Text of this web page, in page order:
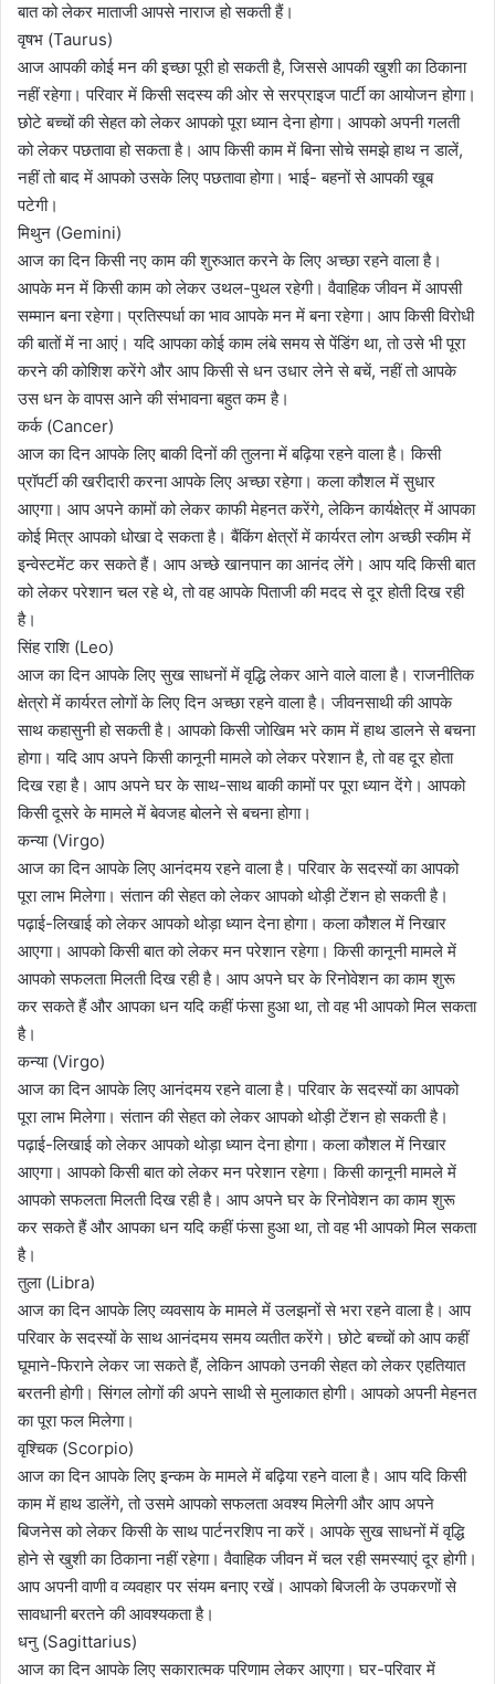
बात को लेकर माताजी आपसे नाराज हो सकती हैं।
वृषभ (Taurus)
आज आपकी कोई मन की इच्छा पूरी हो सकती है, जिससे आपकी खुशी का ठिकाना
नहीं रहेगा। परिवार में किसी सदस्य की ओर से सरप्राइज पार्टी का आयोजन होगा।
छोटे बच्चों की सेहत को लेकर आपको पूरा ध्यान देना होगा। आपको अपनी गलती
को लेकर पछतावा हो सकता है। आप किसी काम में बिना सोचे समझे हाथ न डालें,
नहीं तो बाद में आपको उसके लिए पछतावा होगा। भाई- बहनों से आपकी खूब
पटेगी।
मिथुन (Gemini)
आज का दिन किसी नए काम की शुरुआत करने के लिए अच्छा रहने वाला है।
आपके मन में किसी काम को लेकर उथल-पुथल रहेगी। वैवाहिक जीवन में आपसी
सम्मान बना रहेगा। प्रतिस्पर्धा का भाव आपके मन में बना रहेगा। आप किसी विरोधी
की बातों में ना आएं। यदि आपका कोई काम लंबे समय से पेंडिंग था, तो उसे भी पूरा
करने की कोशिश करेंगे और आप किसी से धन उधार लेने से बचें, नहीं तो आपके
उस धन के वापस आने की संभावना बहुत कम है।
कर्क (Cancer)
आज का दिन आपके लिए बाकी दिनों की तुलना में बढ़िया रहने वाला है। किसी
प्रॉपर्टी की खरीदारी करना आपके लिए अच्छा रहेगा। कला कौशल में सुधार
आएगा। आप अपने कामों को लेकर काफी मेहनत करेंगे, लेकिन कार्यक्षेत्र में आपका
कोई मित्र आपको धोखा दे सकता है। बैंकिंग क्षेत्रों में कार्यरत लोग अच्छी स्कीम में
इन्वेस्टमेंट कर सकते हैं। आप अच्छे खानपान का आनंद लेंगे। आप यदि किसी बात
को लेकर परेशान चल रहे थे, तो वह आपके पिताजी की मदद से दूर होती दिख रही
है।
सिंह राशि (Leo)
आज का दिन आपके लिए सुख साधनों में वृद्धि लेकर आने वाले वाला है। राजनीतिक
क्षेत्रो में कार्यरत लोगों के लिए दिन अच्छा रहने वाला है। जीवनसाथी की आपके
साथ कहासुनी हो सकती है। आपको किसी जोखिम भरे काम में हाथ डालने से बचना
होगा। यदि आप अपने किसी कानूनी मामले को लेकर परेशान है, तो वह दूर होता
दिख रहा है। आप अपने घर के साथ-साथ बाकी कामों पर पूरा ध्यान देंगे। आपको
किसी दूसरे के मामले में बेवजह बोलने से बचना होगा।
कन्या (Virgo)
आज का दिन आपके लिए आनंदमय रहने वाला है। परिवार के सदस्यों का आपको
पूरा लाभ मिलेगा। संतान की सेहत को लेकर आपको थोड़ी टेंशन हो सकती है।
पढ़ाई-लिखाई को लेकर आपको थोड़ा ध्यान देना होगा। कला कौशल में निखार
आएगा। आपको किसी बात को लेकर मन परेशान रहेगा। किसी कानूनी मामले में
आपको सफलता मिलती दिख रही है। आप अपने घर के रिनोवेशन का काम शुरू
कर सकते हैं और आपका धन यदि कहीं फंसा हुआ था, तो वह भी आपको मिल सकता
है।
कन्या (Virgo)
आज का दिन आपके लिए आनंदमय रहने वाला है। परिवार के सदस्यों का आपको
पूरा लाभ मिलेगा। संतान की सेहत को लेकर आपको थोड़ी टेंशन हो सकती है।
पढ़ाई-लिखाई को लेकर आपको थोड़ा ध्यान देना होगा। कला कौशल में निखार
आएगा। आपको किसी बात को लेकर मन परेशान रहेगा। किसी कानूनी मामले में
आपको सफलता मिलती दिख रही है। आप अपने घर के रिनोवेशन का काम शुरू
कर सकते हैं और आपका धन यदि कहीं फंसा हुआ था, तो वह भी आपको मिल सकता
है।
तुला (Libra)
आज का दिन आपके लिए व्यवसाय के मामले में उलझनों से भरा रहने वाला है। आप
परिवार के सदस्यों के साथ आनंदमय समय व्यतीत करेंगे। छोटे बच्चों को आप कहीं
घूमाने-फिराने लेकर जा सकते हैं, लेकिन आपको उनकी सेहत को लेकर एहतियात
बरतनी होगी। सिंगल लोगों की अपने साथी से मुलाकात होगी। आपको अपनी मेहनत
का पूरा फल मिलेगा।
वृश्चिक (Scorpio)
आज का दिन आपके लिए इन्कम के मामले में बढ़िया रहने वाला है। आप यदि किसी
काम में हाथ डालेंगे, तो उसमे आपको सफलता अवश्य मिलेगी और आप अपने
बिजनेस को लेकर किसी के साथ पार्टनरशिप ना करें। आपके सुख साधनों में वृद्धि
होने से खुशी का ठिकाना नहीं रहेगा। वैवाहिक जीवन में चल रही समस्याएं दूर होगी।
आप अपनी वाणी व व्यवहार पर संयम बनाए रखें। आपको बिजली के उपकरणों से
सावधानी बरतने की आवश्यकता है।
धनु (Sagittarius)
आज का दिन आपके लिए सकारात्मक परिणाम लेकर आएगा। घर-परिवार में